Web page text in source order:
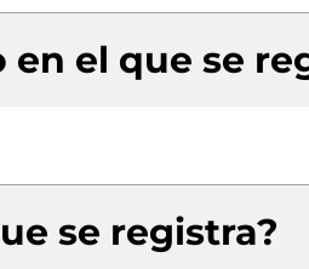
el que se
se registra?